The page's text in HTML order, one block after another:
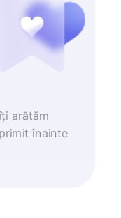
arătăm
înainte